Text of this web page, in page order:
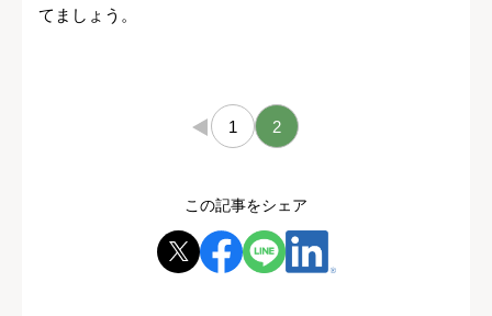
てましょう。
← 1 2
この記事をシェア